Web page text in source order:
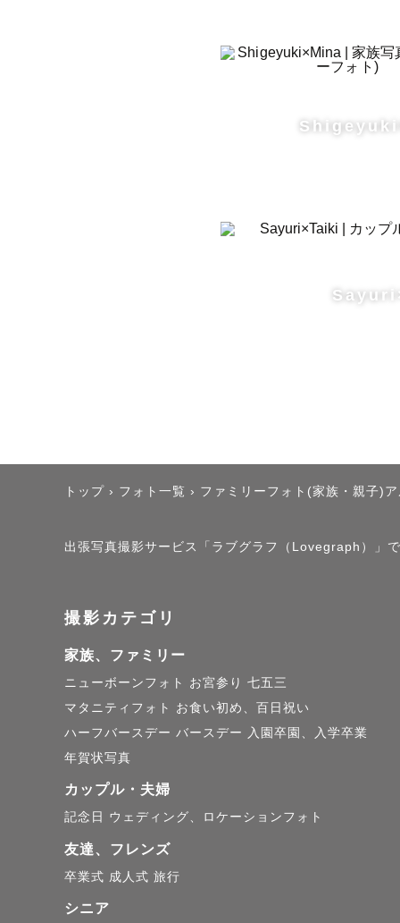
トップ › フォト一覧 › ファミリーフォト(家族・親子)
出張写真撮影サービス「ラブグラフ（Lovegraph）」
撮影カテゴリ
家族、ファミリー
ニューボーンフォト お宮参り 七五三
マタニティフォト
お食い初め、百日祝い
ハーフバースデー バースデー
入園卒園、入学卒業
年賀状写真
カップル・夫婦
記念日 ウェディング、ロケーションフォト
友達、フレンズ
卒業式 成人式 旅行
シニア